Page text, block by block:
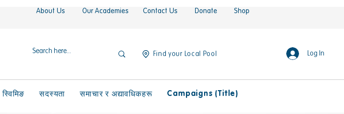
About Us Our Academies Contact Us Donate Shop
Find your Local Pool Log In
स्विमिङ सदस्यता समाचार र अद्यावधिकहरू Campaigns (Title)